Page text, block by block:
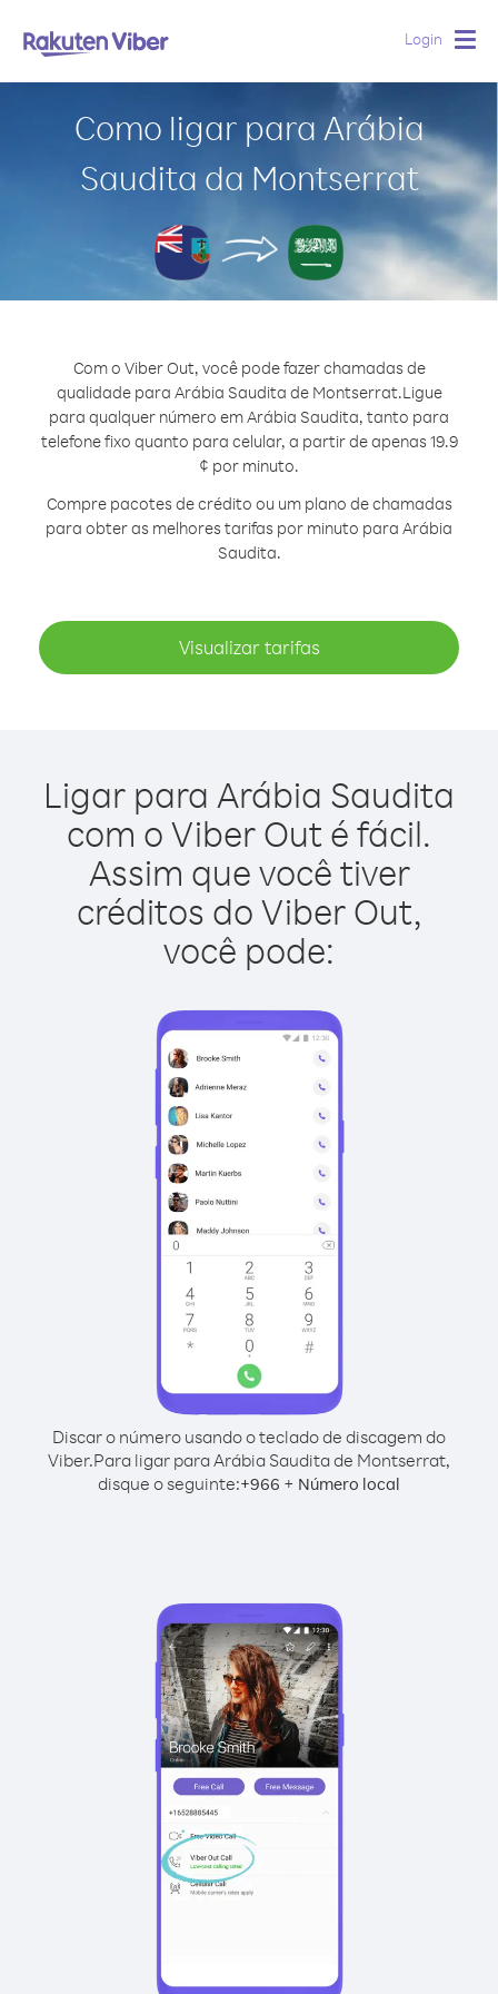
Login
Como ligar para Arábia
Saudita da Montserrat
Com o Viber Out, você pode fazer chamadas de
qualidade para Arábia Saudita de Montserrat.Ligue
para qualquer número em Arábia Saudita, tanto para
telefone fixo quanto para celular, a partir de apenas 19.9
¢ por minuto.
Compre pacotes de crédito ou um plano de chamadas
para obter as melhores tarifas por minuto para Arábia
Saudita.
Visualizar tarifas
Ligar para Arábia Saudita
com o Viber Out é fácil.
Assim que você tiver
créditos do Viber Out,
você pode:
Discar o número usando o teclado de discagem do
Viber.Para ligar para Arábia Saudita de Montserrat,
disque o seguinte:+966 + Número local